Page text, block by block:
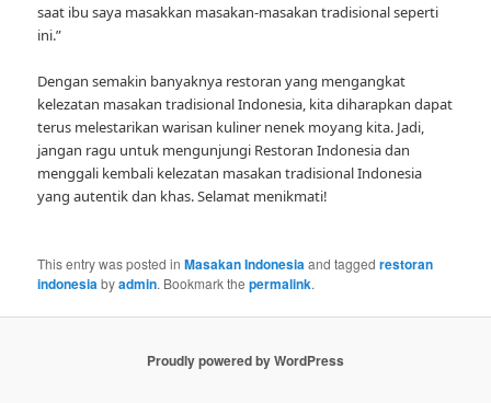
saat ibu saya masakkan masakan-masakan tradisional seperti
ini.”
Dengan semakin banyaknya restoran yang mengangkat
kelezatan masakan tradisional Indonesia, kita diharapkan dapat
terus melestarikan warisan kuliner nenek moyang kita. Jadi,
jangan ragu untuk mengunjungi Restoran Indonesia dan
menggali kembali kelezatan masakan tradisional Indonesia
yang autentik dan khas. Selamat menikmati!
This entry was posted inMasakan Indonesiaand taggedrestoran
indonesiabyadmin. Bookmark thepermalink.
Proudly powered by WordPress